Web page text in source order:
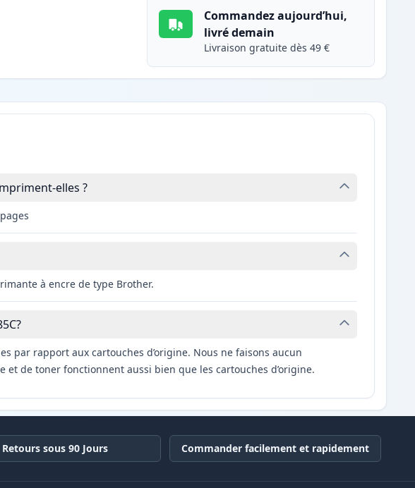
Commandez aujourd’hui,
livré demain
Livraison gratuite dès 49 €
elles ?
à encre de type Brother.
par rapport aux cartouches d’origine. Nous ne faisons aucun
de toner fonctionnent aussi bien que les cartouches d’origine.
Retours sous 90 Jours Commander facilement et rapidement